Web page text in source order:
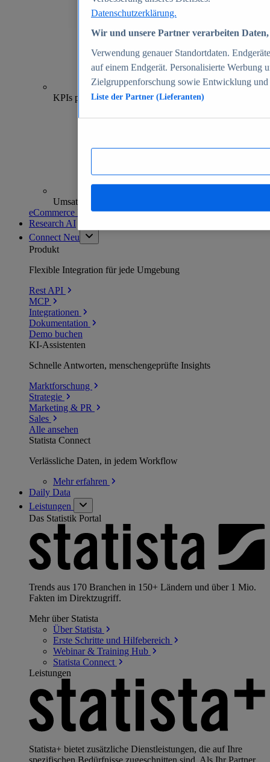
70+
KPIs pro Shop
Umsatzanalysen und -prognosen
eCommerce Insights entdecken
Research AI
Connect Neu
Produkt
Flexible Integration für jede Umgebung
Rest API
MCP
Integrationen
Dokumentation
Demo buchen
KI-Assistenten
Schnelle Antworten, menschengeprüfte Insights
Marktforschung
Strategie
Marketing & PR
Sales
Alle ansehen
Statista Connect
Verlässliche Daten, in jedem Workflow
Mehrerfahren
Daily Data
Leistungen
Das Statistik Portal
Trends aus 170 Branchen in 150+ Ländern und über 1 Mio.
Fakten im Direktzugriff.
Mehr über Statista
Über Statista
Erste Schritte und Hilfebereich
Webinar & Training Hub
Statista Connect
Leistungen
Statista+ bietet zusätzliche Dienstleistungen, die auf Ihre
spezifischen Bedürfnisse zugeschnitten sind. Als Ihr Partner
Datenschutzerklärung.
Wir und unsere Partner verarbeiten
Verwendung genauer Standortdaten.
auf einem Endgerät. Personalisierte Werbung
Zielgruppenforschung sowie Entwicklung
Liste der Partner (Lieferanten)